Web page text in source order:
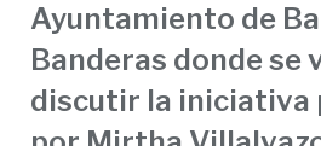
Ayuntamiento de
Banderas donde se
discutir la iniciativa